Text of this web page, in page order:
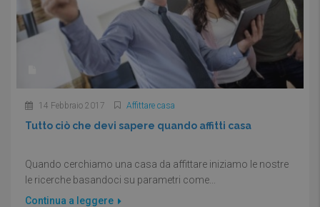
14 Febbraio 2017 Affittare casa
Tutto ciò che devi sapere quando affitti casa
Quando cerchiamo una casa da affittare iniziamo le nostre
le ricerche basandoci su parametri come...
Continua a leggere